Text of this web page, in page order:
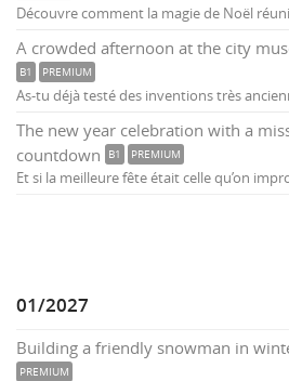
Découvre comment la magie de Noël
A crowded afternoon at the city
B1 PREMIUM
As-tu déjà testé des inventions très
The new year celebration with a
countdown
B1 PREMIUM
Et si la meilleure fête était celle qu’on
01/2027
Building a friendly snowman in
PREMIUM